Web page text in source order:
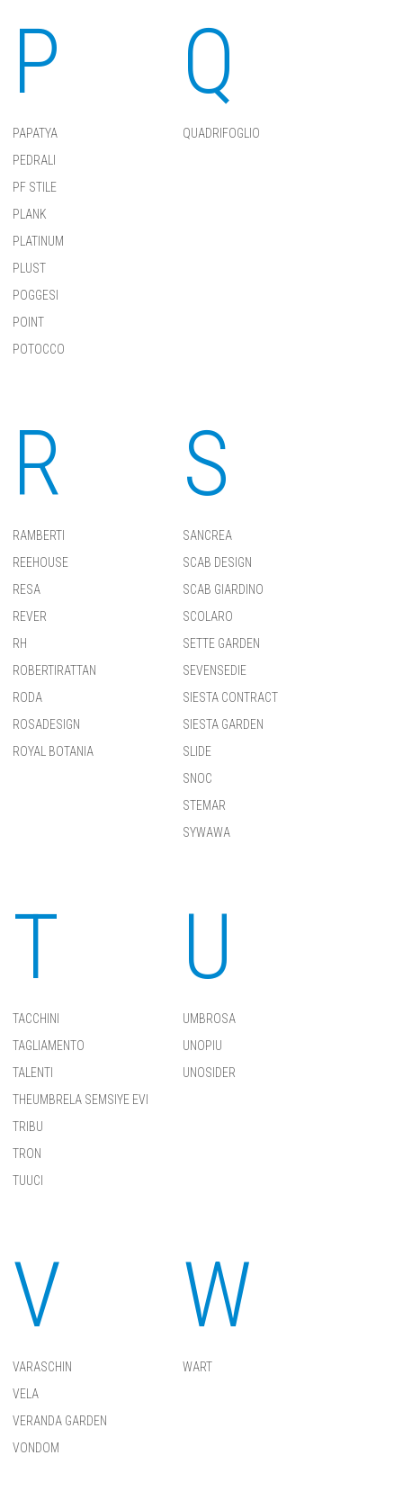
P
PAPATYA
PEDRALI
PF STILE
PLANK
PLATINUM
PLUST
POGGESI
POINT
POTOCCO
Q
QUADRIFOGLIO
R
RAMBERTI
REEHOUSE
RESA
REVER
RH
ROBERTIRATTAN
RODA
ROSADESIGN
ROYAL BOTANIA
S
SANCREA
SCAB DESIGN
SCAB GIARDINO
SCOLARO
SETTE GARDEN
SEVENSEDIE
SIESTA CONTRACT
SIESTA GARDEN
SLIDE
SNOC
STEMAR
SYWAWA
T
TACCHINI
TAGLIAMENTO
TALENTI
THEUMBRELA SEMSIYE EVI
TRIBU
TRON
TUUCI
U
UMBROSA
UNOPIU
UNOSIDER
V
VARASCHIN
VELA
VERANDA GARDEN
VONDOM
W
WART